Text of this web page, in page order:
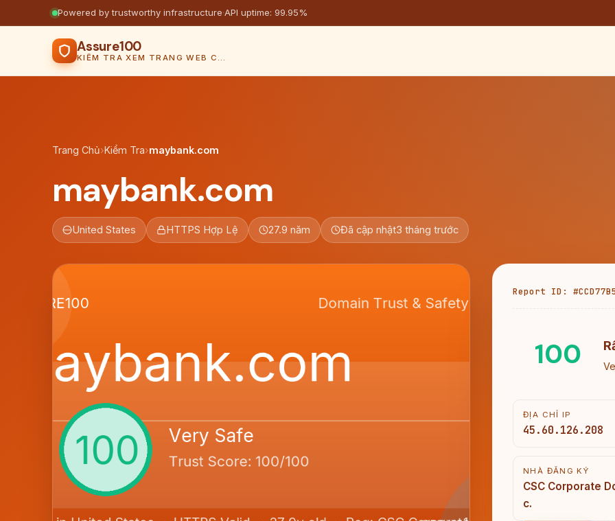
Powered by trustworthy infrastructure·API uptime: 99.95%
Assure100
KIỂM TRA XEM TRANG WEB CÓ AN TOÀN KHÔNG
Trang Chủ›Kiểm Tra›maybank.com
maybank.com
United States HTTPS Hợp Lệ 27.9 năm Đã cập nhật3 tháng trước
Report ID:
100
ĐỊA CHỈ IP
45.60.126.208
NHÀ ĐĂNG KÝ
CSC Corporate
c.